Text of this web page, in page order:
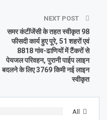
NEXT POST
समर कंटींजेंसी के तहत स्वीकृत 98
फीसदी कार्य हुए पूरे, 51 शहरों एवं
8818 गांव-ढाणियों में टैंकरों से
पेयजल परिवहन, पुरानी पाईप लाइन
बदलने के लिए 3769 किमी नई लाइन
स्वीकृत
All